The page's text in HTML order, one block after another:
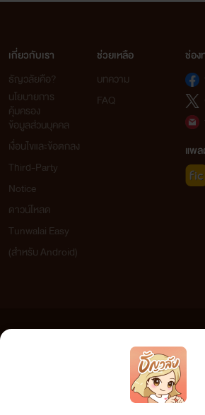
เกี่ยวกับเรา
ธัญวลัยคือ?
นโยบายการ
คุ้มครอง
ข้อมูลส่วนบุคคล
เงื่อนไขและข้อตกลง
Third-Party
Notice
ดาวน์โหลด
Tunwalai Easy
(สำหรับ Android)
ช่วยเหลือ
บทความ
FAQ
ช่อ
แพ
เว็บไซต์แห่งนี้ไม่ได้เห็นด้วยและไม่ขอรับผิดชอบต่อข้อความใดๆ ทั้งสิ้
วิจารณญาณในการกลั่นกรองด้วยตนเอง และหากท่านพบข้อความใ
กรุณาแจ้งมาที่ tunwalai@ookbee.com เพื่อทีมงานจะได้ดำเนินกา
ลิขสิทธิ์ตามพระราชบัญญัติลิขสิทธิ์ (ฉบับเพิ่มเติม) พ.ศ.2558